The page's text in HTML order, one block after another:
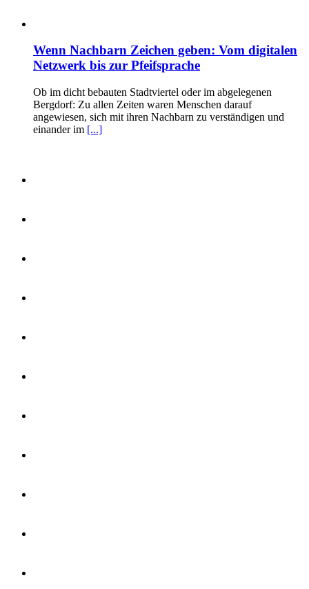
Wenn Nachbarn Zeichen geben: Vom digitalen
Netzwerk bis zur Pfeifsprache
Ob im dicht bebauten Stadtviertel oder im abgelegenen
Bergdorf: Zu allen Zeiten waren Menschen darauf
angewiesen, sich mit ihren Nachbarn zu verständigen und
einander im [...]